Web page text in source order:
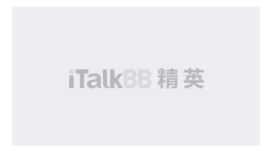
非盈利组织